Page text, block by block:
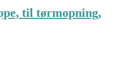
til tørmopning,